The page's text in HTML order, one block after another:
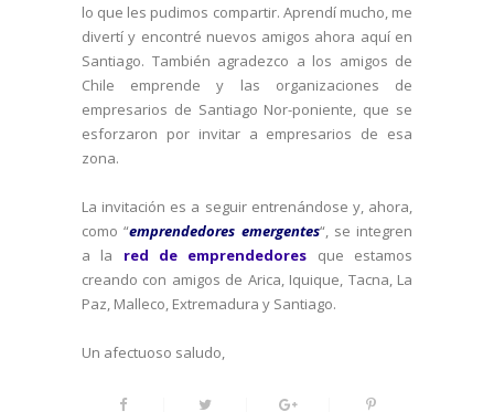
lo que les pudimos compartir. Aprendí mucho, me
divertí y encontré nuevos amigos ahora aquí en
Santiago. También agradezco a los amigos de
Chile emprende y las organizaciones de
empresarios de Santiago Nor-poniente, que se
esforzaron por invitar a empresarios de esa
zona.
La invitación es a seguir entrenándose y, ahora,
como “emprendedores emergentes“, se integren
a la red de emprendedores que estamos
creando con amigos de Arica, Iquique, Tacna, La
Paz, Malleco, Extremadura y Santiago.
Un afectuoso saludo,